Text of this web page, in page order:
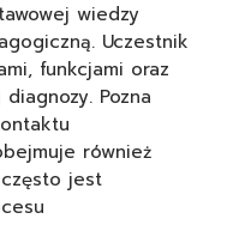
wiedzy
Uczestnik
funkcjami oraz
Pozna
również
jest